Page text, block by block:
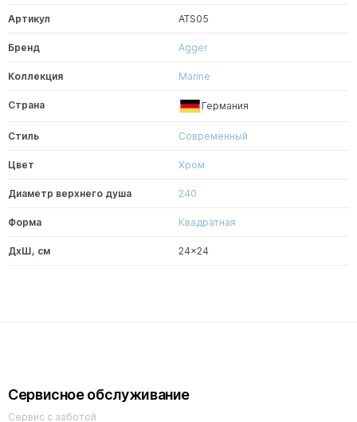
Артикул ATS05
Бренд Agger
Коллекция Marine
Страна Германия
Стиль Современный
Цвет Хром
Диаметр верхнего душа 240
Форма Квадратная
ДxШ, см 24x24
Сервисное обслуживание
Сервис с заботой